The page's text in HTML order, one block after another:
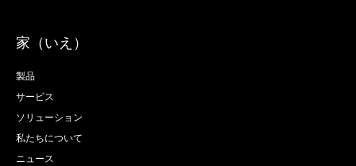
家（いえ）
製品
サービス
ソリューション
私たちについて
ニュース